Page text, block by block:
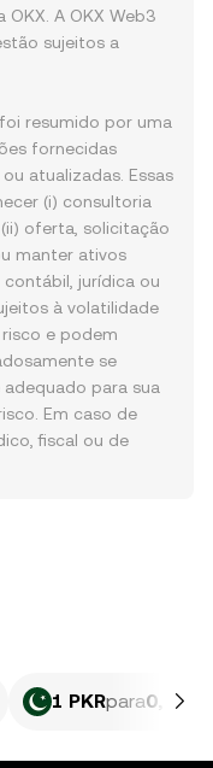
OKX. A OKX Web3
sujeitos a
resumido por uma
fornecidas
atualizadas. Essas
(i) consultoria
oferta, solicitação
manter ativos
jurídica ou
à volatilidade
e podem
se
para sua
Em caso de
fiscal ou de
1 PKRpara